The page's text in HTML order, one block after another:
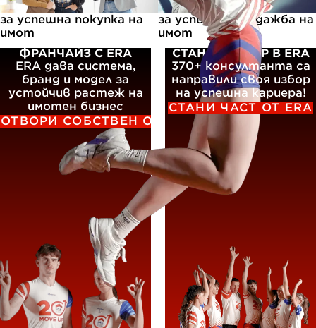
10 стъпки
за успешна покупка на
имот
12
за успешна продажба на
имот
ФРАНЧАЙЗ С ERA
ERA дава система,
бранд и модел за
устойчив растеж на
имотен бизнес
ОТВОРИ СОБСТВЕН ОФИС
СТАНИ БРОКЕР В ERA
370+ консултанта са
направили своя избор
на успешна кариера!
СТАНИ ЧАСТ ОТ ERA